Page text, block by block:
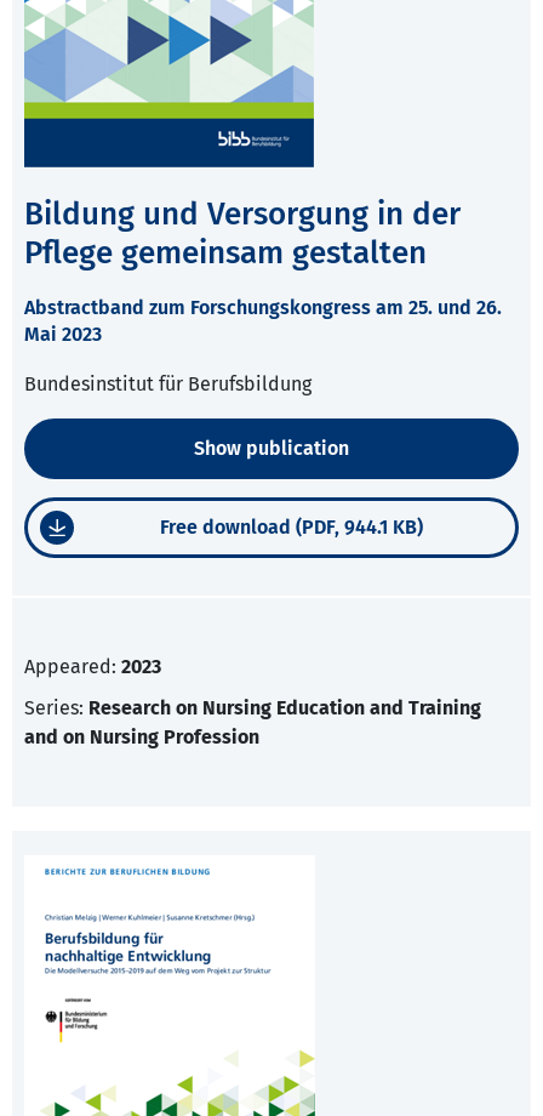
Bildung und Versorgung in der
Pflege gemeinsam gestalten
Abstractband zum Forschungskongress am 25. und 26.
Mai 2023
Bundesinstitut für Berufsbildung
Show publication
Free download (PDF, 944.1 KB)
Appeared: 2023
Series: Research on Nursing Education and Training
and on Nursing Profession